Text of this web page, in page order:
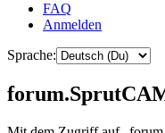
FAQ
Anmelden
Sprache: